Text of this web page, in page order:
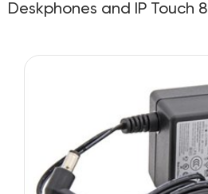
Deskphones and IP Touch 8